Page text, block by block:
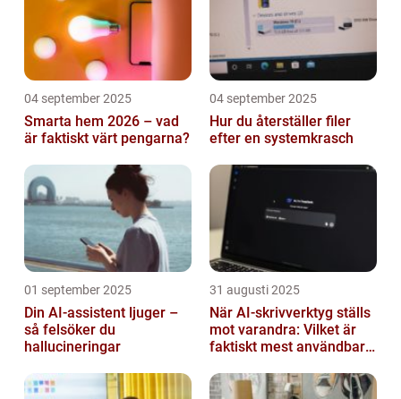
04 september 2025
Smarta hem 2026 – vad
är faktiskt värt pengarna?
04 september 2025
Hur du återställer filer
efter en systemkrasch
01 september 2025
Din AI-assistent ljuger –
så felsöker du
hallucineringar
31 augusti 2025
När AI-skrivverktyg ställs
mot varandra: Vilket är
faktiskt mest användbart